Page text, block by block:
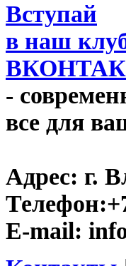
Вступай
в наш
-
все для
Адрес: г.
Телефон:
E-mail: